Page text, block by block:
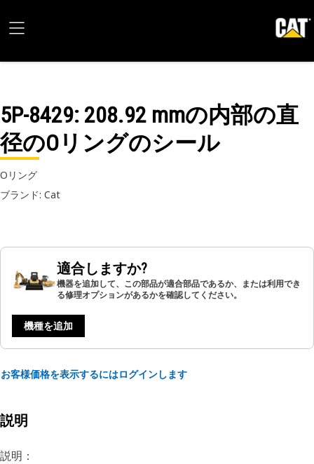
5P-8429: 208.92 mmの内部の直
径のOリングのシール
Oリング
ブランド: Cat
適合しますか?
機器を追加して、この部品が適合部品であるか、または利用でき
る修理オプションがあるかを確認してください。
機種を追加
お客様価格を表示するにはログインします
説明
説明：